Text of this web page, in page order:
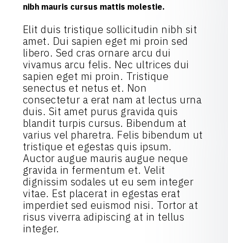
nibh mauris cursus mattis molestie.
Elit duis tristique sollicitudin nibh sit
amet. Dui sapien eget mi proin sed
libero. Sed cras ornare arcu dui
vivamus arcu felis. Nec ultrices dui
sapien eget mi proin. Tristique
senectus et netus et. Non
consectetur a erat nam at lectus urna
duis. Sit amet purus gravida quis
blandit turpis cursus. Bibendum at
varius vel pharetra. Felis bibendum ut
tristique et egestas quis ipsum.
Auctor augue mauris augue neque
gravida in fermentum et. Velit
dignissim sodales ut eu sem integer
vitae. Est placerat in egestas erat
imperdiet sed euismod nisi. Tortor at
risus viverra adipiscing at in tellus
integer.